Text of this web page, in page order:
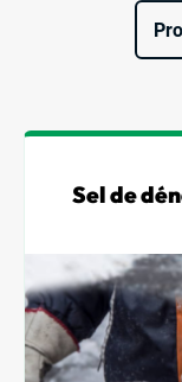
Sel de